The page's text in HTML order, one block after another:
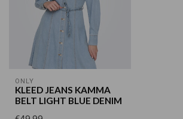
ONLY
KLEED JEANS KAMMA
BELT LIGHT BLUE DENIM